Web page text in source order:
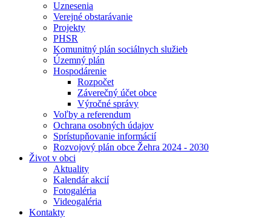
Uznesenia
Verejné obstarávanie
Projekty
PHSR
Komunitný plán sociálnych služieb
Územný plán
Hospodárenie
Rozpočet
Záverečný účet obce
Výročné správy
Voľby a referendum
Ochrana osobných údajov
Sprístupňovanie informácií
Rozvojový plán obce Žehra 2024 - 2030
Život v obci
Aktuality
Kalendár akcií
Fotogaléria
Videogaléria
Kontakty